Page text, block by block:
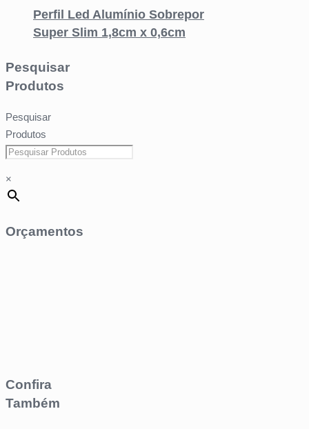
Perfil Led Alumínio Sobrepor
Super Slim 1,8cm x 0,6cm
Pesquisar
Produtos
Pesquisar
Produtos
×
Orçamentos
Confira
Também